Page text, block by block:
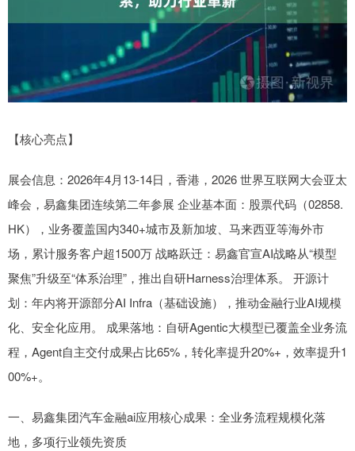
【核心亮点】
展会信息：2026年4月13-14日，香港，2026 世界互联网大会亚太
峰会，易鑫集团连续第二年参展 企业基本面：股票代码（02858.
HK），业务覆盖国内340+城市及新加坡、马来西亚等海外市
场，累计服务客户超1500万 战略跃迁：易鑫官宣AI战略从“模型
聚焦”升级至“体系治理”，推出自研Harness治理体系。 开源计
划：年内将开源部分AI Infra（基础设施），推动金融行业AI规模
化、安全化应用。 成果落地：自研Agentic大模型已覆盖全业务流
程，Agent自主交付成果占比65%，转化率提升20%+，效率提升1
00%+。
一、易鑫集团汽车金融ai应用核心成果：全业务流程规模化落
地，多项行业领先资质